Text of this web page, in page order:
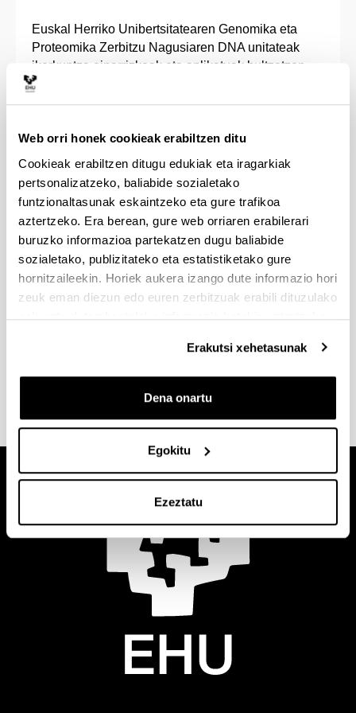
Web orri honek cookieak erabiltzen ditu
Cookieak erabiltzen ditugu edukiak eta iragarkiak
pertsonalizatzeko, baliabide sozialetako
funtzionaltasunak eskaintzeko eta gure trafikoa
aztertzeko. Era berean, gure web orriaren erabilerari
buruzko informazioa partekatzen dugu baliabide
sozialetako, publizitateko eta estatistiketako gure
hornitzaileekin. Horiek aukera izango dute informazio hori
zeuk eman diezun edo euren zerbitzuak erabili dituzulako
eskuratu duten bestelako informazio batekin uztartzeko.
Erakutsi xehetasunak
Dena onartu
Egokitu
Ezeztatu
Euskal Herriko Unibertsitatearen Genomika eta
Proteomika Zerbitzu Nagusiaren DNA unitateak
ikerkuntza oinarrizkoak eta aplikatuak bultzatzen
ditu hainbat jakintza arlotan, hala nola
Biomedikuntza Zientzietan, Biologian, Ingurumen
Klinikoaren arloan zerbitzuak eskaintzeko laguntza
ematen du.
Era berean, zerbitzu honetara, besteak beste,
Euskal Zientzia, Teknologia eta Berrikuntza
Sarearen ikertzaileak, EHUkoak ez diren
ikertzaileak eta estatuko nahiz nazioarteko
erakunde publiko eta pribatuetako ikertzaileak
hurbiltzen dira.
DNA Bankuaren Unitateak hainbat zerbitzu
eskaintzen ditu honako xede honekin: ikertzaileen
nukleikoen bildumak, batez ere, DNAkoak